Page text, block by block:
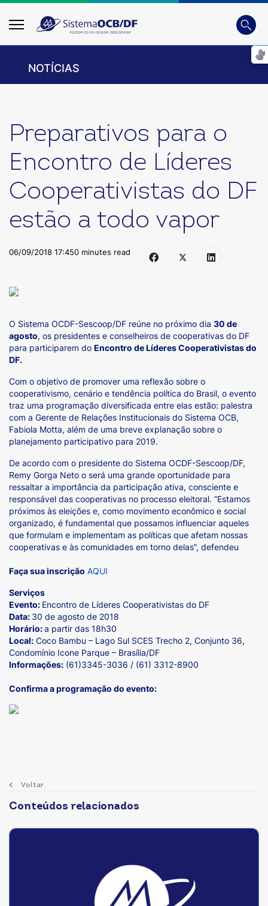
Busca
NOTÍCIAS
Preparativos para o
Encontro de Líderes
Cooperativistas do DF
estão a todo vapor
06/09/2018 17:450 minutes read
O Sistema OCDF-Sescoop/DF reúne no próximo dia 30 de
agosto, os presidentes e conselheiros de cooperativas do DF
para participarem do Encontro de Líderes Cooperativistas do
DF.
Com o objetivo de promover uma reflexão sobre o
cooperativismo, cenário e tendência política do Brasil, o evento
traz uma programação diversificada entre elas estão: palestra
com a Gerente de Relações Institucionais do Sistema OCB,
Fabiola Motta, além de uma breve explanação sobre o
planejamento participativo para 2019.
De acordo com o presidente do Sistema OCDF-Sescoop/DF,
Remy Gorga Neto o será uma grande oportunidade para
ressaltar a importância da participação ativa, consciente e
responsável das cooperativas no processo eleitoral. “Estamos
próximos às eleições e, como movimento econômico e social
organizado, é fundamental que possamos influenciar aqueles
que formulam e implementam as políticas que afetam nossas
cooperativas e às comunidades em torno delas”, defendeu
Faça sua inscrição AQUI
Serviços
Evento: Encontro de Líderes Cooperativistas do DF
Data: 30 de agosto de 2018
Horário:a partir das 18h30
Local: Coco Bambu – Lago Sul SCES Trecho 2, Conjunto 36,
Condomínio Icone Parque – Brasília/DF
Informações: (61)3345-3036 / (61) 3312-8900
Confirma a programação do evento:
Voltar
Conteúdos relacionados